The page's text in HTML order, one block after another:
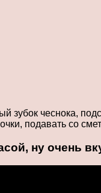
зубок чеснока,
подавать со
ну очень